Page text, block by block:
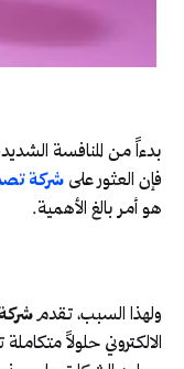
بدءاً من المنافسة
فإن العثور على شركة
هو أمر بالغ الأهمية.
ولهذا السبب، تقدم
الالكتروني حلولاً